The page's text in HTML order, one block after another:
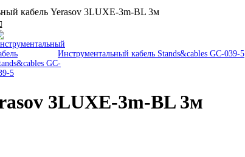
кабель Yerasov 3LUXE-3m-BL 3м
Инструментальный кабель Stands&cables GC-039-5
3LUXE-3m-BL 3м